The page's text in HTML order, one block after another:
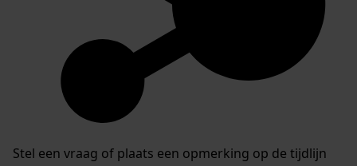
Stel een vraag of plaats een opmerking op de tijdlijn